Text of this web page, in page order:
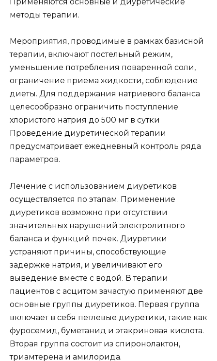
методы терапии.
Мероприятия, проводимые в рамках базисной
терапии, включают постельный режим,
уменьшение потребления поваренной соли,
ограничение приема жидкости, соблюдение
диеты. Для поддержания натриевого баланса
целесообразно ограничить поступление
хлористого натрия до 500 мг в сутки
Проведение диуретической терапии
предусматривает ежедневный контроль ряда
параметров.
Лечение с использованием диуретиков
осуществляется по этапам. Применение
диуретиков возможно при отсутствии
значительных нарушений электролитного
баланса и функций почек. Диуретики
устраняют причины, способствующие
задержке натрия, и увеличивают его
выведение вместе с водой. В терапии
пациентов с асцитом зачастую применяют две
основные группы диуретиков. Первая группа
включает в себя петлевые диуретики, такие как
фуросемид, буметанид и этакриновая кислота.
Вторая группа состоит из спиронолактон,
триамтерена и амилорида.